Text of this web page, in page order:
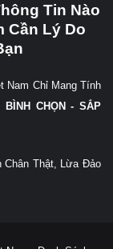
Tin Nào
Cần Lý Do
Nam Chỉ Mang Tính
BÌNH CHỌN - SẮP
Chân Thật, Lừa Đảo